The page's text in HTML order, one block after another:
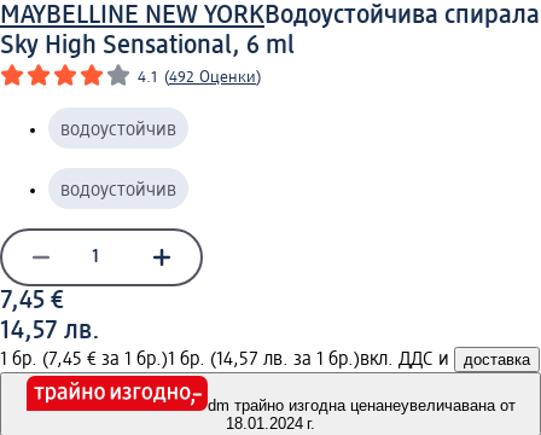
MAYBELLINE NEW YORKВодоустойчива спирала
Sky High Sensational, 6 ml
4.1 (492 Оценки)
водоустойчив
водоустойчив
7,45 €
14,57 лв.
1 бр. (7,45 € за 1 бр.)1 бр. (14,57 лв. за 1 бр.)вкл. ДДС и доставка
dm трайно изгодна ценанеувеличавана от
18.01.2024 г.